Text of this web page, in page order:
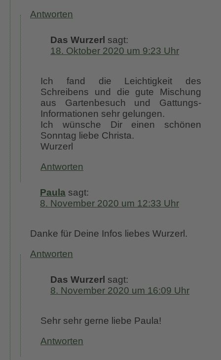
Antworten
Das Wurzerl sagt:
18. Oktober 2020 um 9:23 Uhr
Ich fand die Leichtigkeit des
Schreibens und die gute Mischung
aus Gartenbesuch und Gattungs-
Informationen sehr gelungen.
Ich wünsche Dir einen schönen
Sonntag liebe Christa.
Wurzerl
Antworten
Paula sagt:
8. November 2020 um 12:33 Uhr
Danke für Deine Infos liebes Wurzerl.
Antworten
Das Wurzerl sagt:
8. November 2020 um 16:09 Uhr
Sehr sehr gerne liebe Paula!
Antworten